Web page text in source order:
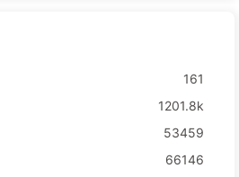
161
1201.8k
53459
66146